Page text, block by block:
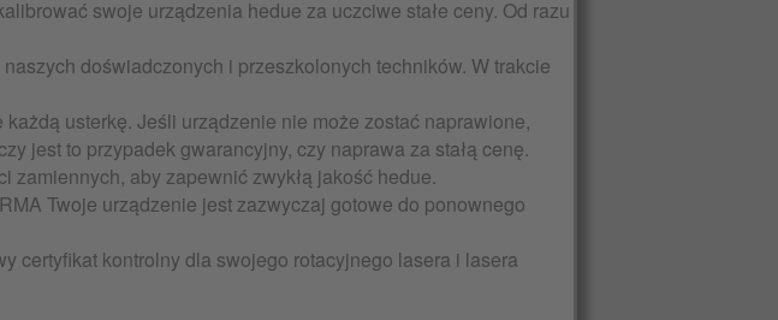
swoje urządzenia hedue za uczciwe stałe ceny. Od razu
doświadczonych i przeszkolonych techników. W trakcie
usterkę. Jeśli urządzenie nie może zostać naprawione,
jest to przypadek gwarancyjny, czy naprawa za stałą cenę.
zamiennych, aby zapewnić zwykłą jakość hedue.
Twoje urządzenie jest zazwyczaj gotowe do ponownego
certyfikat kontrolny dla swojego rotacyjnego lasera i lasera